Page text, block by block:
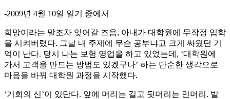
-2009년 4월 10일 일기 중에서
희망이라는 말조차 잊어갈 즈음, 아내가 대학원에 무작정 입학
을 시켜버렸다. 그날 내 주제에 무슨 공부냐고 크게 싸웠던 기
억이 난다. 당시 나는 보험 영업을 하고 있었는데, ‘대학원에
가서 고객을 만드는 방법도 있겠구나’ 하는 단순한 생각으로
마음을 바꿔 대학원 과정을 시작했다.
‘기회의 신’이 있단다. 앞에 머리는 길고 뒷머리는 민머리. 발